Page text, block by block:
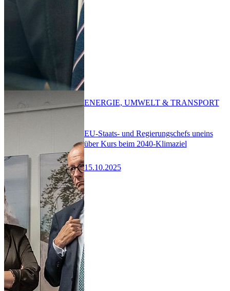
EU-Staats- und Regierungschefs uneins
über Kurs beim 2040-Klimaziel
15.10.2025
ENERGIE, UMWELT & TRANSPORT